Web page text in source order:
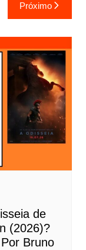
Próximo
de
(2026)?
Bruno